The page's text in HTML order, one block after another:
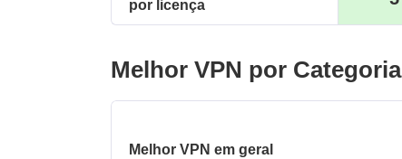
por licença
Melhor VPN por Categoria
Melhor VPN em geral